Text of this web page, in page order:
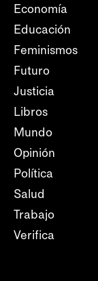
Economía
Educación
Feminismos
Futuro
Justicia
Libros
Mundo
Opinión
Política
Salud
Trabajo
Verifica